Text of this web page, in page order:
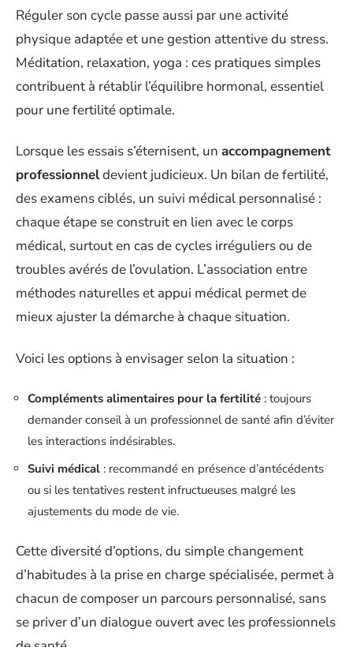
Réguler son cycle passe aussi par une activité
physique adaptée et une gestion attentive du stress.
Méditation, relaxation, yoga : ces pratiques simples
contribuent à rétablir l’équilibre hormonal, essentiel
pour une fertilité optimale.
Lorsque les essais s’éternisent, un accompagnement
professionneldevient judicieux. Un bilan de fertilité,
des examens ciblés, un suivi médical personnalisé :
chaque étape se construit en lien avec le corps
médical, surtout en cas de cycles irréguliers ou de
troubles avérés de l’ovulation. L’association entre
méthodes naturelles et appui médical permet de
mieux ajuster la démarche à chaque situation.
Voici les options à envisager selon la situation :
Compléments alimentaires pour la fertilité : toujours
demander conseil à un professionnel de santé afin d’éviter
les interactions indésirables.
Suivi médical : recommandé en présence d’antécédents
ou si les tentatives restent infructueuses malgré les
ajustements du mode de vie.
Cette diversité d’options, du simple changement
d’habitudes à la prise en charge spécialisée, permet à
chacun de composer un parcours personnalisé, sans
se priver d’un dialogue ouvert avec les professionnels